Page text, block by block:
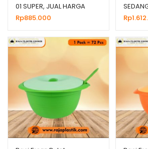
01 SUPER, JUAL HARGA
GROSIR MURAH
Rp885.000
HARGA
Rp